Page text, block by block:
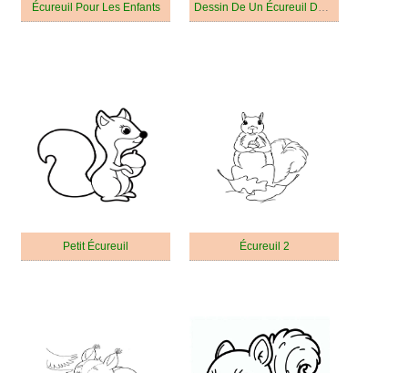
Écureuil Pour Les Enfants Dessin De Un Écureuil De Animé
Petit Écureuil Écureuil 2